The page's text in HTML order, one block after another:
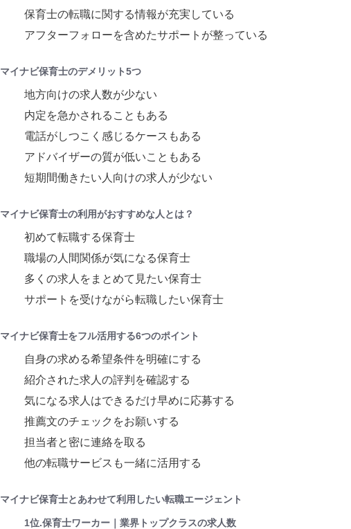
保育士の転職に関する情報が充実している
アフターフォローを含めたサポートが整っている
マイナビ保育士のデメリット5つ
地方向けの求人数が少ない
内定を急かされることもある
電話がしつこく感じるケースもある
アドバイザーの質が低いこともある
短期間働きたい人向けの求人が少ない
マイナビ保育士の利用がおすすめな人とは？
初めて転職する保育士
職場の人間関係が気になる保育士
多くの求人をまとめて見たい保育士
サポートを受けながら転職したい保育士
マイナビ保育士をフル活用する6つのポイント
自身の求める希望条件を明確にする
紹介された求人の評判を確認する
気になる求人はできるだけ早めに応募する
推薦文のチェックをお願いする
担当者と密に連絡を取る
他の転職サービスも一緒に活用する
マイナビ保育士とあわせて利用したい転職エージェント
1位.保育士ワーカー｜業界トップクラスの求人数